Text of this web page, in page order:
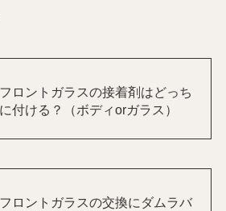
フロントガラスの接着剤はどっち
に付ける？（ボディorガラス）
フロントガラスの交換にダムラバ